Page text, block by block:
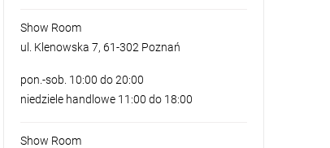
Show Room
ul. Klenowska 7, 61-302 Poznań
pon.-sob. 10:00 do 20:00
niedziele handlowe 11:00 do 18:00
Show Room